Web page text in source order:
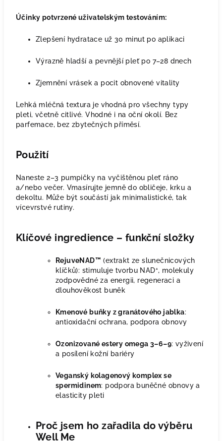
Účinky potvrzené uživatelským testováním:
Zlepšení hydratace už 30 minut po aplikaci
Výrazně hladší a pevnější pleť po 7–28 dnech
Zjemnění vrásek a pocit obnovené vitality
Lehká mléčná textura je vhodná pro všechny typy
pleti, včetně citlivé. Vhodné i na oční okolí. Bez
parfemace, bez zbytečných příměsí.
Použití
Naneste 2–3 pumpičky na vyčištěnou pleť ráno
a/nebo večer. Vmasírujte jemně do obličeje, krku a
dekoltu. Může být součástí jak minimalistické, tak
vícevrstvé rutiny.
Klíčové ingredience – funkční složky
RejuveNAD™ (extrakt ze slunečnicových
klíčků): stimuluje tvorbu NAD⁺, molekuly
zodpovědné za energii, regeneraci a
dlouhověkost buněk
Kmenové buňky z granátového jablka:
antioxidační ochrana, podpora obnovy
Ozonizované estery omega 3–6–9: vyživení
a posílení kožní bariéry
Veganský kolagenový komplex se
spermidinem: podpora buněčné obnovy a
elasticity pleti
Proč jsem ho zařadila do výběru
Well Me